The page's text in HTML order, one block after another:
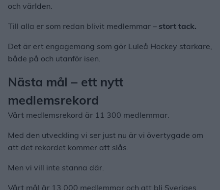
och världen.
Till alla er som redan blivit medlemmar – stort tack.
Det är ert engagemang som gör Luleå Hockey starkare,
både på och utanför isen.
Nästa mål – ett nytt
medlemsrekord
Vårt medlemsrekord är 11 300 medlemmar.
Med den utveckling vi ser just nu är vi övertygade om
att det rekordet kommer att slås.
Men vi vill inte stanna där.
Vårt mål är 13 000 medlemmar och att bli Sveriges